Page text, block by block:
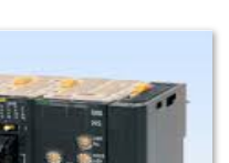
sát hoạt động của các
công nghiệp cũng như
dụng công nghệ hiện đại,
phản hồi nhanh chóng,
động và độ an toàn cho
soát. N